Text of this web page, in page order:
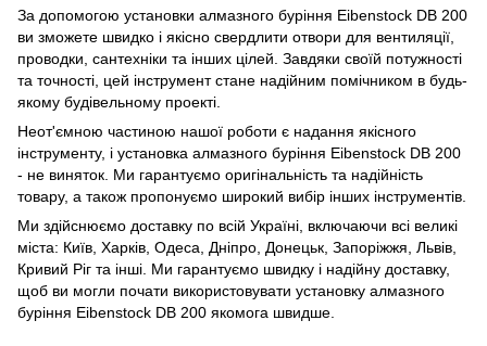
За допомогою установки алмазного буріння Eibenstock DB 200
ви зможете швидко і якісно свердлити отвори для вентиляції,
проводки, сантехніки та інших цілей. Завдяки своїй потужності
та точності, цей інструмент стане надійним помічником в будь-
якому будівельному проекті.
Неот'ємною частиною нашої роботи є надання якісного
інструменту, і установка алмазного буріння Eibenstock DB 200
- не виняток. Ми гарантуємо оригінальність та надійність
товару, а також пропонуємо широкий вибір інших інструментів.
Ми здійснюємо доставку по всій Україні, включаючи всі великі
міста: Київ, Харків, Одеса, Дніпро, Донецьк, Запоріжжя, Львів,
Кривий Ріг та інші. Ми гарантуємо швидку і надійну доставку,
щоб ви могли почати використовувати установку алмазного
буріння Eibenstock DB 200 якомога швидше.